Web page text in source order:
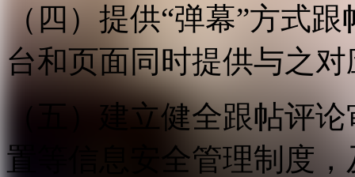
（四）提供“弹幕”方式
台和页面同时提供与之
（五）建立健全跟帖评
置等信息安全管理制度